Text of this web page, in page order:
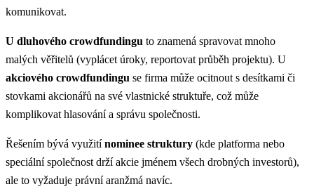
komunikovat.
U dluhového crowdfundingu to znamená spravovat mnoho
malých věřitelů (vyplácet úroky, reportovat průběh projektu). U
akciového crowdfundingu se firma může ocitnout s desítkami či
stovkami akcionářů na své vlastnické struktuře, což může
komplikovat hlasování a správu společnosti.
Řešením bývá využitínominee struktury (kde platforma nebo
speciální společnost drží akcie jménem všech drobných investorů),
ale to vyžaduje právní aranžmá navíc.